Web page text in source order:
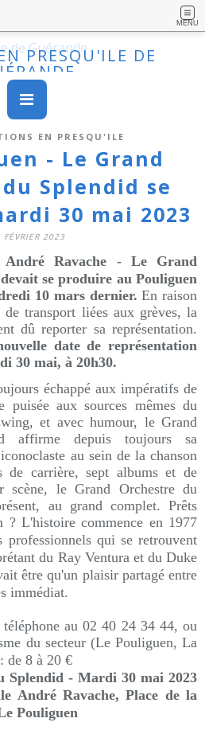
MENU
PRESQU'ILE DE
EN PRESQU'ILE
- Le Grand
Splendid se
30 mai 2023
FÉVRIER 2023
Ravache - Le Grand
se produire au Pouliguen
10 mars dernier. En raison
transport liées aux grèves, la
dû reporter sa représentation.
date de représentation
30 mai, à 20h30.
échappé aux impératifs de
puisée aux sources mêmes du
et avec humour, le Grand
affirme depuis toujours sa
au sein de la chanson
de carrière, sept albums et de
scène, le Grand Orchestre du
au grand complet. Prêts
? L'histoire commence en 1977
professionnels qui se retrouvent
du Ray Ventura et du Duke
être qu'un plaisir partagé entre
immédiat.
au 02 40 24 34 44, ou
du secteur (Le Pouliguen, La
de 8 à 20 €
Splendid - Mardi 30 mai 2023
André Ravache, Place de la
Pouliguen